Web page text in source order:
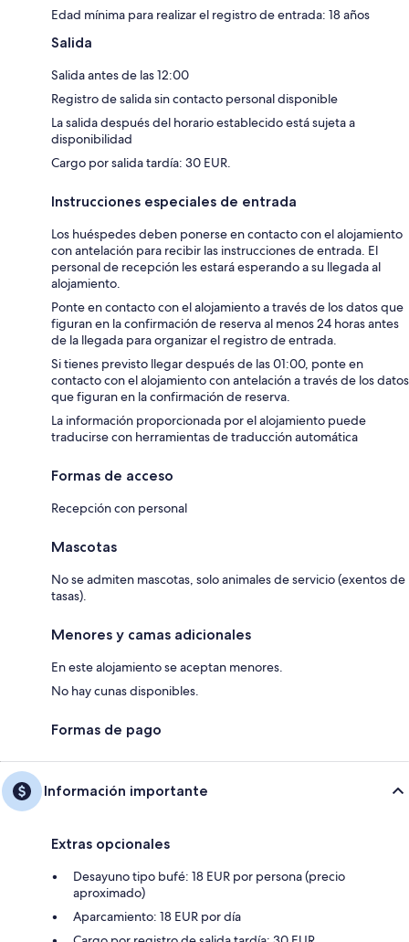
Edad mínima para realizar el registro de entrada: 18 años
Salida
Salida antes de las 12:00
Registro de salida sin contacto personal disponible
La salida después del horario establecido está sujeta a
disponibilidad
Cargo por salida tardía: 30 EUR.
Instrucciones especiales de entrada
Los huéspedes deben ponerse en contacto con el alojamiento
con antelación para recibir las instrucciones de entrada. El
personal de recepción les estará esperando a su llegada al
alojamiento.
Ponte en contacto con el alojamiento a través de los datos que
figuran en la confirmación de reserva al menos 24 horas antes
de la llegada para organizar el registro de entrada.
Si tienes previsto llegar después de las 01:00, ponte en
contacto con el alojamiento con antelación a través de los datos
que figuran en la confirmación de reserva.
La información proporcionada por el alojamiento puede
traducirse con herramientas de traducción automática
Formas de acceso
Recepción con personal
Mascotas
No se admiten mascotas, solo animales de servicio (exentos de
tasas).
Menores y camas adicionales
En este alojamiento se aceptan menores.
No hay cunas disponibles.
Formas de pago
Información importante
Extras opcionales
Desayuno tipo bufé: 18 EUR por persona (precio
aproximado)
Aparcamiento: 18 EUR por día